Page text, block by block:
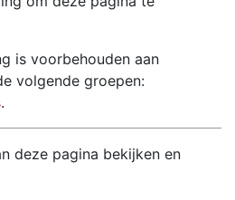
is voorbehouden aan
volgende groepen:
.
deze pagina bekijken en